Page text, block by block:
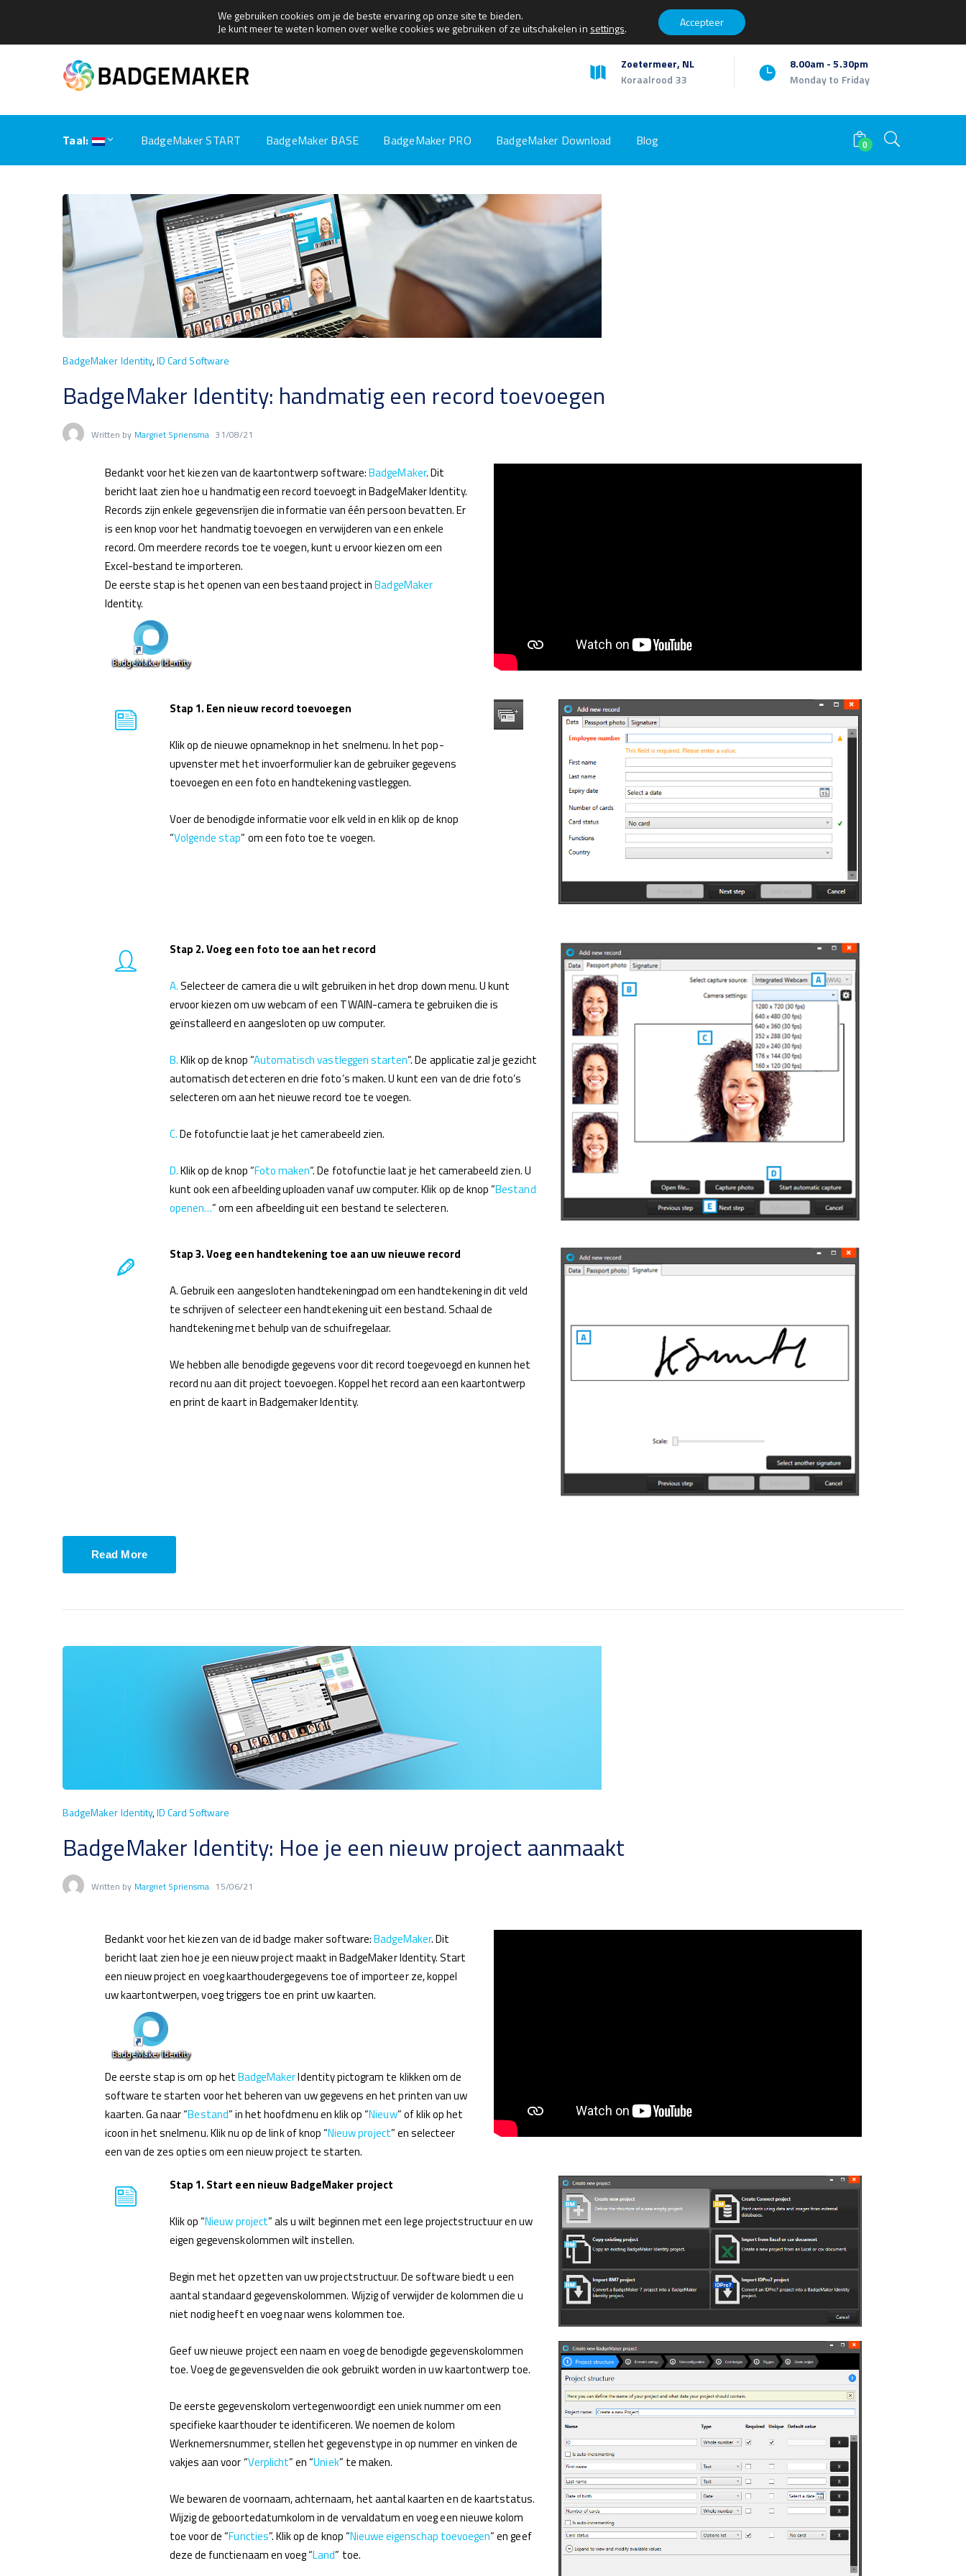
sales@getbadgemaker.com My Account
Zoetermeer, NL
Koraalrood 33
8.00am - 5.30pm
Monday to Friday
0
Taal: BadgeMaker START BadgeMaker BASE BadgeMaker PRO BadgeMaker Download Blog
BadgeMaker Identity,ID Card Software
BadgeMaker Identity: handmatig een record toevoegen
Written by Margriet Spriensma 31/08/21
Bedankt voor het kiezen van de kaartontwerp software:BadgeMaker. Dit
bericht laat zien hoe u handmatig een record toevoegt in BadgeMaker Identity.
Records zijn enkele gegevensrijen die informatie van één persoon bevatten. Er
is een knop voor het handmatig toevoegen en verwijderen van een enkele
record. Om meerdere records toe te voegen, kunt u ervoor kiezen om een ​​
Excel-bestand te importeren.
De eerste stap is het openen van een bestaand project inBadgeMaker
Identity.
Stap 1. Een nieuw record toevoegen
Klik op de nieuwe opnameknop in het snelmenu. In het pop-
upvenster met het invoerformulier kan de gebruiker gegevens
toevoegen en een foto en handtekening vastleggen.
Voer de benodigde informatie voor elk veld in en klik op de knop
“Volgende stap” om een ​​foto toe te voegen.
Stap 2. Voeg een foto toe aan het record
A.Selecteer de camera die u wilt gebruiken in het drop down menu. U kunt
ervoor kiezen om uw webcam of een TWAIN-camera te gebruiken die is
geïnstalleerd en aangesloten op uw computer.
B.Klik op de knop “Automatisch vastleggen starten“. De applicatie zal je gezicht
automatisch detecteren en drie foto’s maken. U kunt een van de drie foto’s
selecteren om aan het nieuwe record toe te voegen.
C.De fotofunctie laat je het camerabeeld zien.
D.Klik op de knop “Foto maken“. De fotofunctie laat je het camerabeeld zien. U
kunt ook een afbeelding uploaden vanaf uw computer. Klik op de knop “Bestand
openen…” om een ​​afbeelding uit een bestand te selecteren.
Stap 3. Voeg een handtekening toe aan uw nieuwe record
A. Gebruik een aangesloten handtekeningpad om een ​​handtekening in dit veld
te schrijven of selecteer een handtekening uit een bestand. Schaal de
handtekening met behulp van de schuifregelaar.
We hebben alle benodigde gegevens voor dit record toegevoegd en kunnen het
record nu aan dit project toevoegen. Koppel het record aan een kaartontwerp
en print de kaart in Badgemaker Identity.
Read More
BadgeMaker Identity,ID Card Software
BadgeMaker Identity: Hoe je een nieuw project aanmaakt
Written by Margriet Spriensma 15/06/21
Bedankt voor het kiezen van de id badge maker software:BadgeMaker. Dit
bericht laat zien hoe je een nieuw project maakt in BadgeMaker Identity. Start
een nieuw project en voeg kaarthoudergegevens toe of importeer ze, koppel
uw kaartontwerpen, voeg triggers toe en print uw kaarten.
De eerste stap is om op hetBadgeMakerIdentity pictogram te klikken om de
software te starten voor het beheren van uw gegevens en het printen van uw
kaarten. Ga naar “Bestand” in het hoofdmenu en klik op “Nieuw” of klik op het
icoon in het snelmenu. Klik nu op de link of knop “Nieuw project” en selecteer
een van de zes opties om een ​​nieuw project te starten.
Stap 1. Start een nieuw BadgeMaker project
Klik op “Nieuw project” als u wilt beginnen met een lege projectstructuur en uw
eigen gegevenskolommen wilt instellen.
Begin met het opzetten van uw projectstructuur. De software biedt u een
aantal standaard gegevenskolommen. Wijzig of verwijder de kolommen die u
niet nodig heeft en voeg naar wens kolommen toe.
Geef uw nieuwe project een naam en voeg de benodigde gegevenskolommen
toe. Voeg de gegevensvelden die ook gebruikt worden in uw kaartontwerp toe.
De eerste gegevenskolom vertegenwoordigt een uniek nummer om een ​​
specifieke kaarthouder te identificeren. We noemen de kolom
Werknemersnummer, stellen het gegevenstype in op nummer en vinken de
vakjes aan voor “Verplicht” en “Uniek” te maken.
We bewaren de voornaam, achternaam, het aantal kaarten en de kaartstatus.
Wijzig de geboortedatumkolom in de vervaldatum en voeg een nieuwe kolom
toe voor de “Functies”. Klik op de knop “Nieuwe eigenschap toevoegen” en geef
deze de functienaam en voeg “Land” toe.
We gebruiken cookies om je de beste ervaring op onze site te bieden.
Je kunt meer te weten komen over welke cookies we gebruiken of ze uitschakelen in settings. Accepteer